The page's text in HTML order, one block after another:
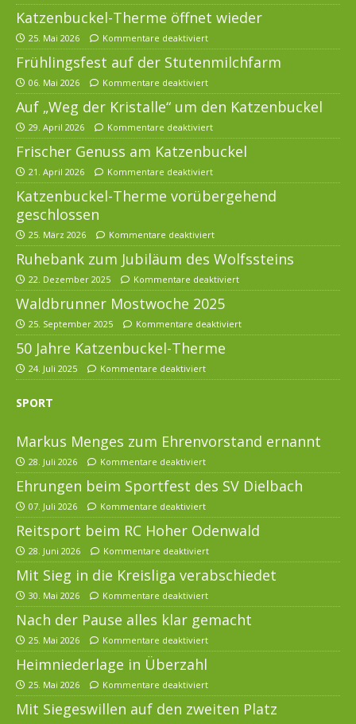
Katzenbuckel-Therme öffnet wieder
25. Mai 2026 Kommentare deaktiviert
Frühlingsfest auf der Stutenmilchfarm
06. Mai 2026 Kommentare deaktiviert
Auf „Weg der Kristalle“ um den Katzenbuckel
29. April 2026 Kommentare deaktiviert
Frischer Genuss am Katzenbuckel
21. April 2026 Kommentare deaktiviert
Katzenbuckel-Therme vorübergehend
geschlossen
25. März 2026 Kommentare deaktiviert
Ruhebank zum Jubiläum des Wolfssteins
22. Dezember 2025 Kommentare deaktiviert
Waldbrunner Mostwoche 2025
25. September 2025 Kommentare deaktiviert
50 Jahre Katzenbuckel-Therme
24. Juli 2025 Kommentare deaktiviert
SPORT
Markus Menges zum Ehrenvorstand ernannt
28. Juli 2026 Kommentare deaktiviert
Ehrungen beim Sportfest des SV Dielbach
07. Juli 2026 Kommentare deaktiviert
Reitsport beim RC Hoher Odenwald
28. Juni 2026 Kommentare deaktiviert
Mit Sieg in die Kreisliga verabschiedet
30. Mai 2026 Kommentare deaktiviert
Nach der Pause alles klar gemacht
25. Mai 2026 Kommentare deaktiviert
Heimniederlage in Überzahl
25. Mai 2026 Kommentare deaktiviert
Mit Siegeswillen auf den zweiten Platz